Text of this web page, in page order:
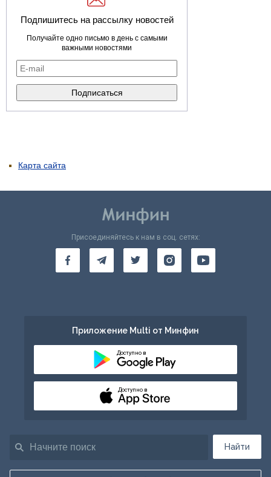
Подпишитесь на рассылку новостей
Получайте одно письмо в день с самыми
важными новостями
Карта сайта
Найти
Присоединяйтесь к нам в соц. сетях:
Приложение Multi от Минфин
Доступно в
Доступно в